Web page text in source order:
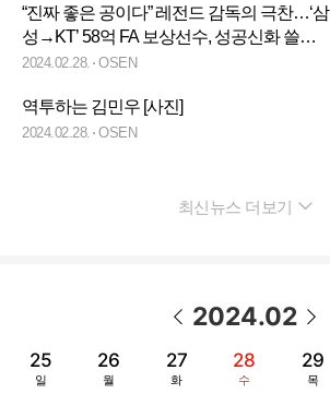
“진짜 좋은 공이다” 레전드 감독의 극찬…‘삼
성→KT’ 58억 FA 보상선수, 성공신화 쓸까
[오!쎈 오키나와]
2024.02.28. OSEN
역투하는 김민우 [사진]
2024.02.28. OSEN
최신뉴스 더보기
2024.02
25
일
26
월
27
화
28
수
29
목